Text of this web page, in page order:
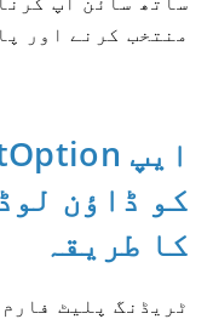
منتخب کرنے اور
کو ڈاؤن
کا طریقہ
ٹریڈنگ پلیٹ